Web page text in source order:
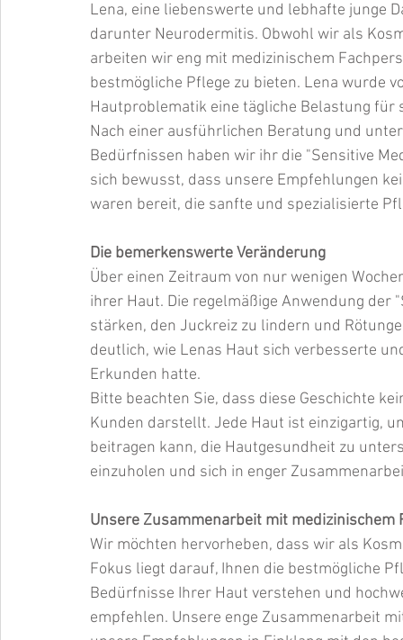
Lena, eine liebenswerte und lebhafte junge
darunter Neurodermitis. Obwohl wir als
arbeiten wir eng mit medizinischem
bestmögliche Pflege zu bieten. Lena wurde
Hautproblematik eine tägliche Belastung für
Nach einer ausführlichen Beratung und
Bedürfnissen haben wir ihr die "Sensitive
sich bewusst, dass unsere Empfehlungen
waren bereit, die sanfte und spezialisierte
Die bemerkenswerte Veränderung
Über einen Zeitraum von nur wenigen
ihrer Haut. Die regelmäßige Anwendung
stärken, den Juckreiz zu lindern und
deutlich, wie Lenas Haut sich verbesserte
Erkunden hatte.
Bitte beachten Sie, dass diese Geschichte
Kunden darstellt. Jede Haut ist einzigartig,
beitragen kann, die Hautgesundheit zu
einzuholen und sich in enger
Unsere Zusammenarbeit mit medizinischem
Wir möchten hervorheben, dass wir als
Fokus liegt darauf, Ihnen die bestmögliche
Bedürfnisse Ihrer Haut verstehen und
empfehlen. Unsere enge Zusammenarbeit